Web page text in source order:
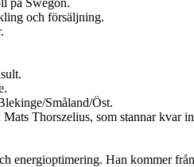
på Swegon.
och försäljning.
Småland/Öst.
Thorszelius, som stannar kvar
energioptimering. Han kommer